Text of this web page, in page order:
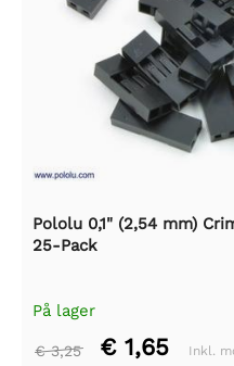
Pololu 0,1" (2,54 mm)
25-Pack
På lager
€ 3,25 € 1,65 Inkl.